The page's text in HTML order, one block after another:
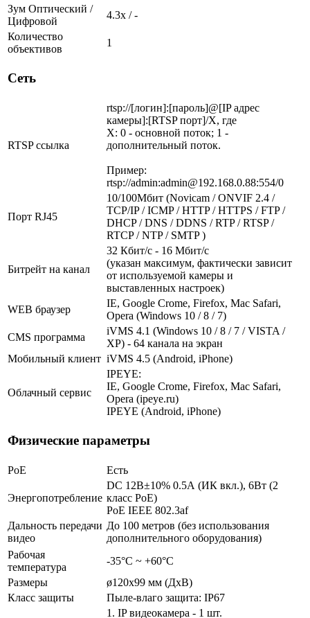
Зум Оптический /
Цифровой
4.3х / -
Количество
объективов
1
Сеть
RTSP ссылка
rtsp://[логин]:[пароль]@[IP адрес
камеры]:[RTSP порт]/X, где
X: 0 - основной поток; 1 -
дополнительный поток.
Пример:
rtsp://admin:admin@192.168.0.88:554/0
Порт RJ45
10/100Мбит (Novicam / ONVIF 2.4 /
TCP/IP / ICMP / HTTP / HTTPS / FTP /
DHCP / DNS / DDNS / RTP / RTSP /
RTCP / NTP / SMTP )
Битрейт на канал
32 Кбит/с - 16 Мбит/с
(указан максимум, фактически зависит
от используемой камеры и
выставленных настроек)
WEB браузер
IE, Google Crome, Firefox, Mac Safari,
Opera (Windows 10 / 8 / 7)
CMS программа
iVMS 4.1 (Windows 10 / 8 / 7 / VISTA /
XP) - 64 канала на экран
Мобильный клиент iVMS 4.5 (Android, iPhone)
Облачный сервис
IPEYE:
IE, Google Crome, Firefox, Mac Safari,
Opera (ipeye.ru)
IPEYE (Android, iPhone)
Физические параметры
PoE Есть
Энергопотребление
DC 12В±10% 0.5А (ИК вкл.), 6Вт (2
класс PoE)
PoE IEEE 802.3af
Дальность передачи
видео
До 100 метров (без использования
дополнительного оборудования)
Рабочая
температура
-35°С ~ +60°С
Размеры
ø120x99 мм (ДхВ)
Класс защиты
Пыле-влаго защита: IP67
1. IP видеокамера - 1 шт.